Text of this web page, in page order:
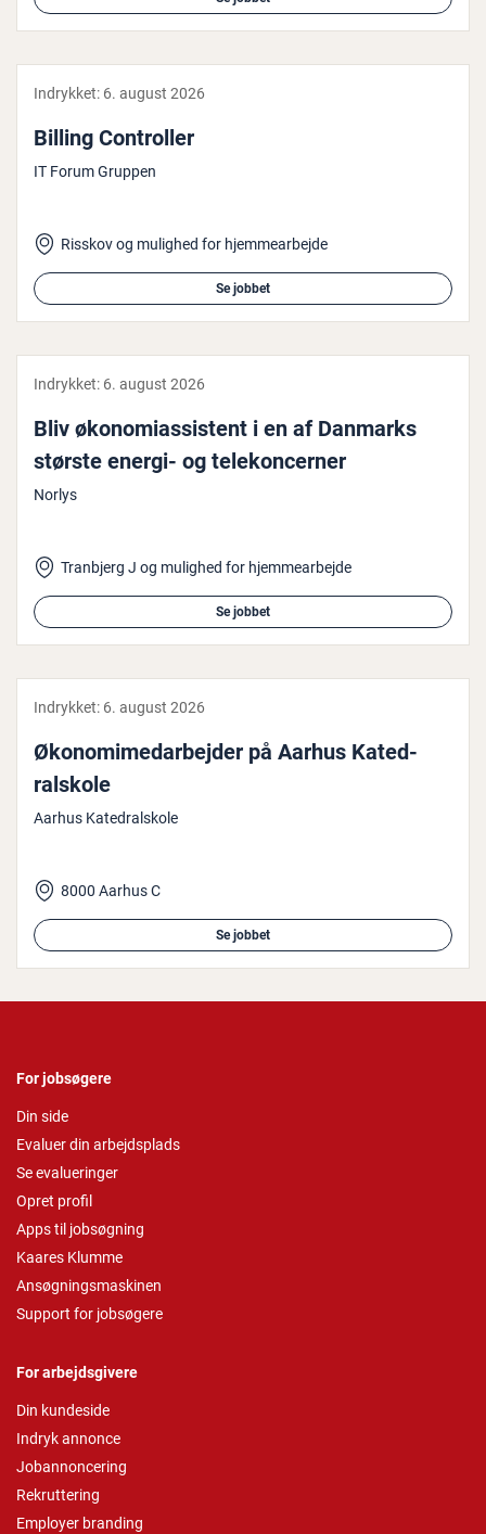
Indrykket: 6. august 2026
Billing Con­trol­ler
IT Forum Gruppen
Risskov og mulighed for hjemmearbejde
Se jobbet
Indrykket: 6. august 2026
Bliv øko­no­mi­as­si­stent i en af Danmarks
største energi- og tele­kon­cer­ner
Norlys
Tranbjerg J og mulighed for hjemmearbejde
Se jobbet
Indrykket: 6. august 2026
Øko­no­mi­me­d­ar­bej­der på Aarhus Ka­ted­
ralsko­le
Aarhus Katedralskole
8000 Aarhus C
Se jobbet
For jobsøgere
Din side
Evaluer din arbejdsplads
Se evalueringer
Opret profil
Apps til jobsøgning
Kaares Klumme
Ansøgningsmaskinen
Support for jobsøgere
For arbejdsgivere
Din kundeside
Indryk annonce
Jobannoncering
Rekruttering
Employer branding